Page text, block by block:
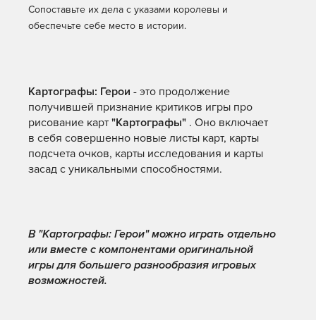
Сопоставьте их дела с указами королевы и
обеспечьте себе место в истории.
Картографы: Герои - это продолжение
получившей признание критиков игры про
рисование карт "Картографы" . Оно включает
в себя совершенно новые листы карт, карты
подсчета очков, карты исследования и карты
засад с уникальными способностями.
В "Картографы: Герои" можно играть отдельно
или вместе с компонентами оригинальной
игры для большего разнообразия игровых
возможностей.